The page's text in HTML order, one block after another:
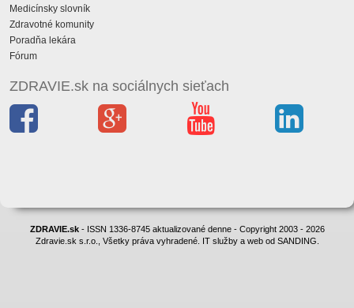
Medicínsky slovník
Zdravotné komunity
Poradňa lekára
Fórum
ZDRAVIE.sk na sociálnych sieťach
ZDRAVIE.sk- ISSN 1336-8745 aktualizované denne - Copyright 2003 - 2026
Zdravie.sk s.r.o., Všetky práva vyhradené. IT služby a web od SANDING.